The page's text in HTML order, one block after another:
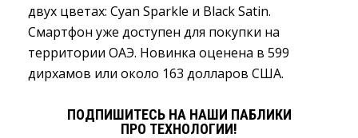
двух цветах: Cyan Sparkle и Black Satin.
Смартфон уже доступен для покупки на
территории ОАЭ. Новинка оценена в 599
дирхамов или около 163 долларов США.
ПОДПИШИТЕСЬ НА НАШИ ПАБЛИКИ
ПРО ТЕХНОЛОГИИ!